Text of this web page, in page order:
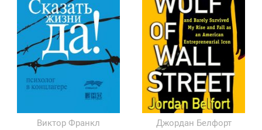
Виктор Франкл
Джордан Белфорт